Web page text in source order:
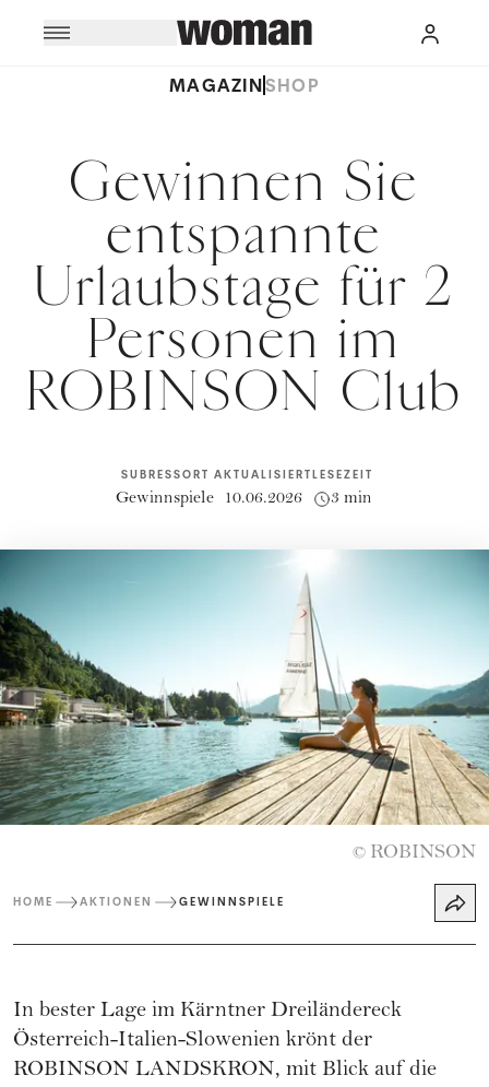
MAGAZINSHOP
Gewinnen Sie
entspannte
Urlaubstage für 2
Personen im
ROBINSON Club
SUBRESSORT
Gewinnspiele
AKTUALISIERT
10.06.2026
LESEZEIT
3 min
© ROBINSON
HOME AKTIONEN GEWINNSPIELE
In bester Lage im Kärntner Dreiländereck
Österreich-Italien-Slowenien krönt der
ROBINSON LANDSKRON, mit Blick auf die